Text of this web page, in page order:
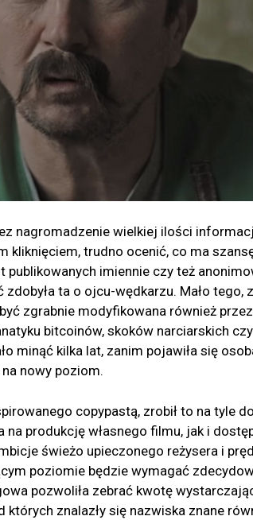
nagromadzenie wielkiej ilości
kliknięciem, trudno ocenić, co ma
publikowanych imiennie czy też
ta o ojcu-wędkarzu. Mało tego,
zgrabnie modyfikowana również przez
bitcoinów, skoków narciarskich
minąć kilka lat, zanim pojawiła się
nowy poziom.
copypastą, zrobił to na tyle
produkcję własnego filmu, jak i
świeżo upieczonego reżysera i
poziomie będzie wymagać
pozwoliła zebrać kwotę
znalazły się nazwiska znane